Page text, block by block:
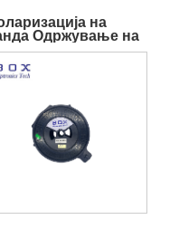
на
Одржување на
Erbium Doped